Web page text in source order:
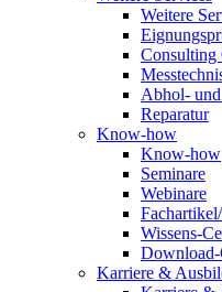
Weitere
Consulting
Abhol-
Reparatur
Know-how
Know-how
Seminare
Webinare
Wissens-
Download-
Karriere &